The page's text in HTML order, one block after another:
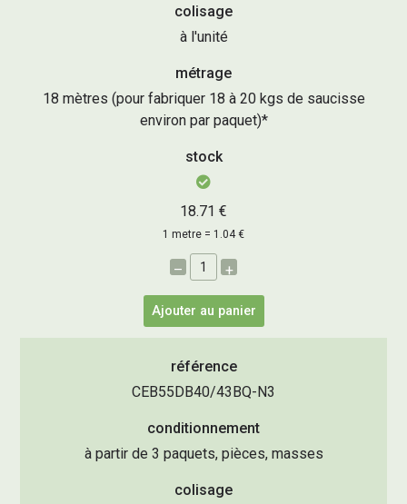
colisage
à l'unité
métrage
18 mètres (pour fabriquer 18 à 20 kgs de saucisse
environ par paquet)*
stock
18.71 €
1 metre = 1.04 €
– +
Ajouter au panier
référence
CEB55DB40/43BQ-N3
conditionnement
à partir de 3 paquets, pièces, masses
colisage